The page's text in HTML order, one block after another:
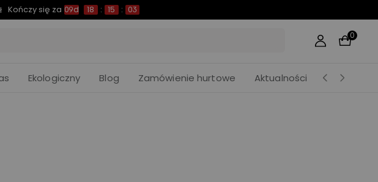
Kończy się za 09d 18 : 15 : 02
0
Ekologiczny Blog Zamówienie hurtowe Aktualności